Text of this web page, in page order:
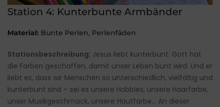
Station 4: Kunterbunte Armbänder
Material: Bunte Perlen, Perlenfäden
Stationsbeschreibung: Jesus liebt kunterbunt. Gott hat
die Farben geschaffen, damit unser Leben bunt wird. Und er
liebt es, dass wir Menschen so unterschiedlich, vielfältig und
kunterbunt sind – sei es unsere Hobbies, unsere Haarfarbe,
unser Musikgeschmack, unsere Hautfarbe… An dieser